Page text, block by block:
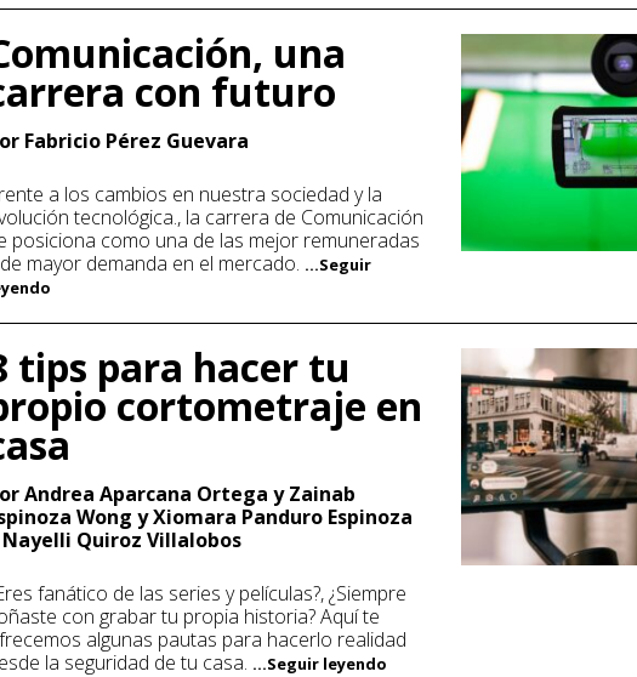
una
con futuro
Fabricio Pérez Guevara
a los cambios en nuestra sociedad y la
tecnológica., la carrera de Comunicación
posiciona como una de las mejor remuneradas
mayor demanda en el mercado. ...Seguir
tips para hacer tu
cortometraje en
Andrea Aparcana Ortega y Zainab
Wong y Xiomara Panduro Espinoza
Quiroz Villalobos
fanático de las series y películas?, ¿Siempre
con grabar tu propia historia? Aquí te
algunas pautas para hacerlo realidad
la seguridad de tu casa. ...Seguir leyendo